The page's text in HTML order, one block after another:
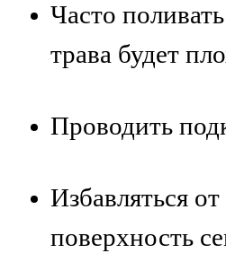
Часто
трава будет
Проводить
Избавляться
поверхность